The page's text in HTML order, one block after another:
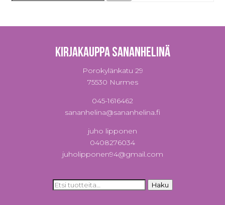
Kirjakauppa Sananhelinä
Porokylänkatu 29
75530 Nurmes
045-1616462
sananhelina@sananhelina.fi
juho lipponen
0408276034
juholipponen94@gmail.com
Etsi: Haku